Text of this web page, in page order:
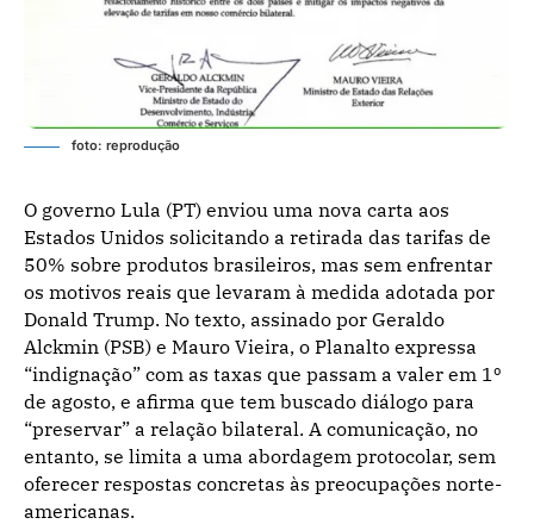
foto: reprodução
O governo Lula (PT) enviou uma nova carta aos
Estados Unidos solicitando a retirada das tarifas de
50% sobre produtos brasileiros, mas sem enfrentar
os motivos reais que levaram à medida adotada por
Donald Trump. No texto, assinado por Geraldo
Alckmin (PSB) e Mauro Vieira, o Planalto expressa
“indignação” com as taxas que passam a valer em 1º
de agosto, e afirma que tem buscado diálogo para
“preservar” a relação bilateral. A comunicação, no
entanto, se limita a uma abordagem protocolar, sem
oferecer respostas concretas às preocupações norte-
americanas.